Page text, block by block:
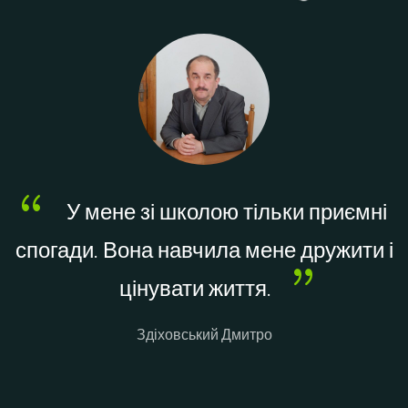
o
У мене зі школою тільки приємні
спогади. Вона навчила мене дружити і
цінувати життя.
Здіховський Дмитро